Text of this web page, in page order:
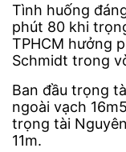
Tình huống
phút 80 khi
TPHCM hưởng
Schmidt trong
Ban đầu trọng
ngoài vạch
trọng tài
11m.